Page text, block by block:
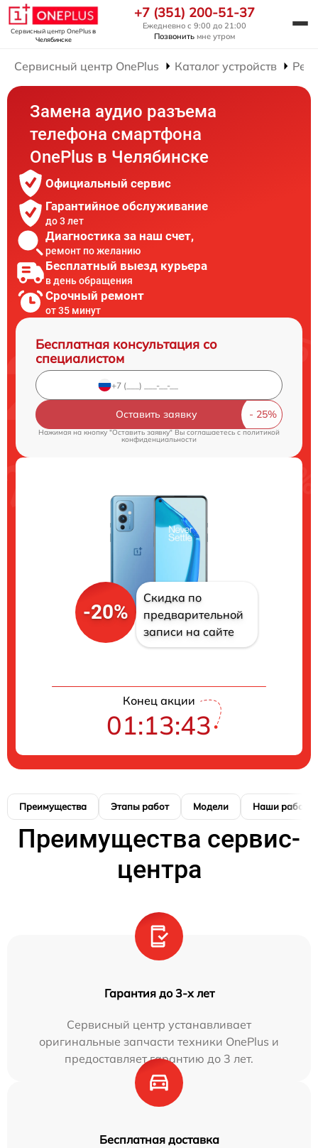
Сервисный центр OnePlusв
Челябинске
+7 (351) 200-51-37
Ежедневно с 9:00 до 21:00
Позвонить мне утром
Сервисный центр OnePlus Каталог устройств
Замена аудио разъема
телефона смартфона
OnePlus в Челябинске
Официальный сервис
Гарантийное обслуживание
до 3 лет
Диагностика за наш счет,
ремонт по желанию
Бесплатный выезд курьера
в день обращения
Срочный ремонт
от 35 минут
Бесплатная консультация со
специалистом
Оставить заявку
Нажимая на кнопку "Оставить заявку" Вы соглашаетесь c политикой
конфиденциальности
-20%
Скидка по
предварительной
записи на сайте
Конец акции
01:13:42
Преимущества Этапы работ Модели Наши работы
Преимущества сервис-
центра
Гарантия до 3-х лет
Сервисный центр устанавливает
оригинальные запчасти техники OnePlus и
предоставляет гарантию до 3 лет.
Бесплатная доставка